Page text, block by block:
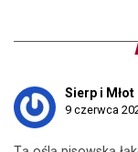
Sierp i
9 czerwca